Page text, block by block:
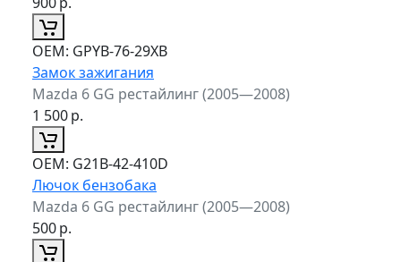
ОЕМ: GPYB-76-29XB
Замок зажигания
Mazda 6 GG рестайлинг (2005—2008)
1 500р.
ОЕМ: G21B-42-410D
Лючок бензобака
Mazda 6 GG рестайлинг (2005—2008)
500р.